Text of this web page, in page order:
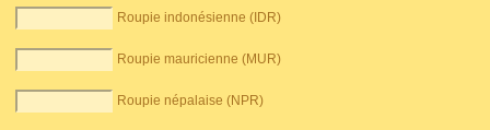
Roupie indonésienne (IDR)
Roupie mauricienne (MUR)
Roupie népalaise (NPR)